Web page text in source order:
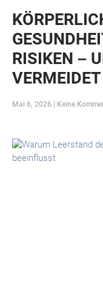
RISIKEN –
VERMEIDET
Mai 6, 2026 Keine